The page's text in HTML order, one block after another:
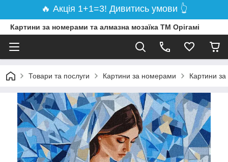
🔥 Акція 1+1=3! Дивитись умови 👆
Картини за номерами та алмазна мозаїка ТМ Орігамі
Товари та послуги Картини за номерами Картини